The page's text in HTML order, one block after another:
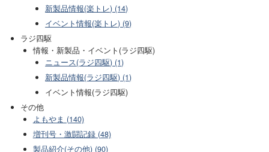
新製品情報(楽トレ) (14)
イベント情報(楽トレ) (9)
ラジ四駆
情報・新製品・イベント(ラジ四駆)
ニュース(ラジ四駆) (1)
新製品情報(ラジ四駆) (1)
イベント情報(ラジ四駆)
その他
よもやま (140)
増刊号・激闘記録 (48)
製品紹介(その他) (90)